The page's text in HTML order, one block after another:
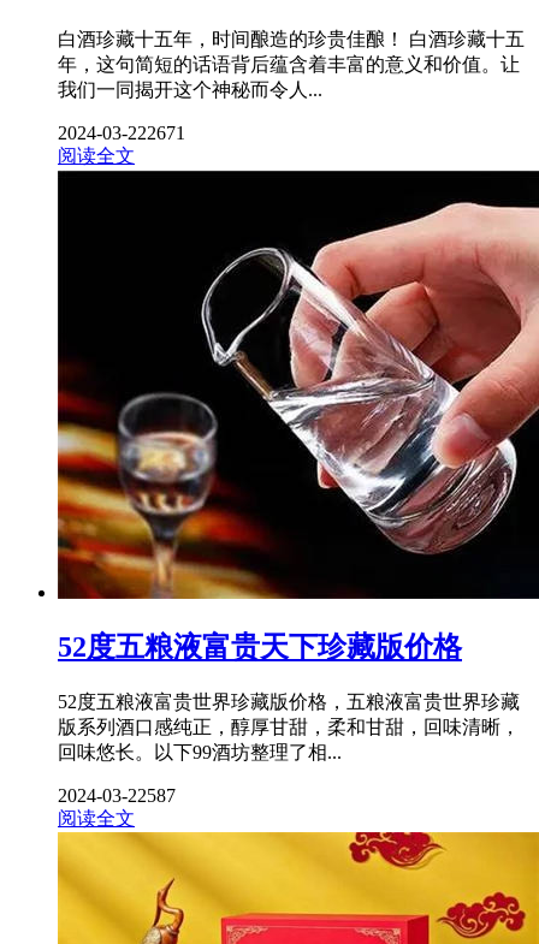
白酒珍藏十五年，时间酿造的珍贵佳酿！ 白酒珍藏十五
年，这句简短的话语背后蕴含着丰富的意义和价值。让
我们一同揭开这个神秘而令人...
2024-03-222671
阅读全文
52度五粮液富贵天下珍藏版价格
52度五粮液富贵世界珍藏版价格，五粮液富贵世界珍藏
版系列酒口感纯正，醇厚甘甜，柔和甘甜，回味清晰，
回味悠长。以下99酒坊整理了相...
2024-03-22587
阅读全文